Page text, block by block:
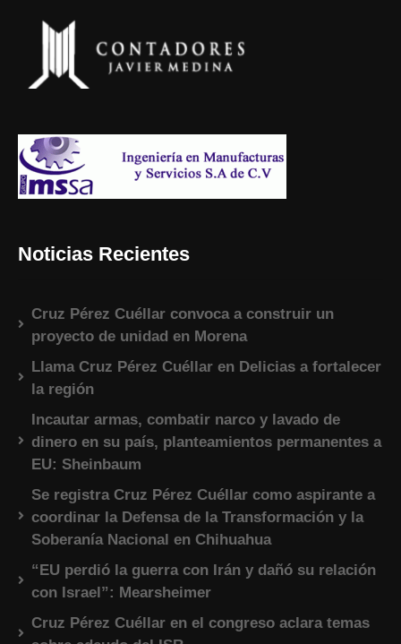
Noticias Recientes
Cruz Pérez Cuéllar convoca a construir un
proyecto de unidad en Morena
Llama Cruz Pérez Cuéllar en Delicias a fortalecer
la región
Incautar armas, combatir narco y lavado de
dinero en su país, planteamientos permanentes a
EU: Sheinbaum
Se registra Cruz Pérez Cuéllar como aspirante a
coordinar la Defensa de la Transformación y la
Soberanía Nacional en Chihuahua
“EU perdió la guerra con Irán y dañó su relación
con Israel”: Mearsheimer
Cruz Pérez Cuéllar en el congreso aclara temas